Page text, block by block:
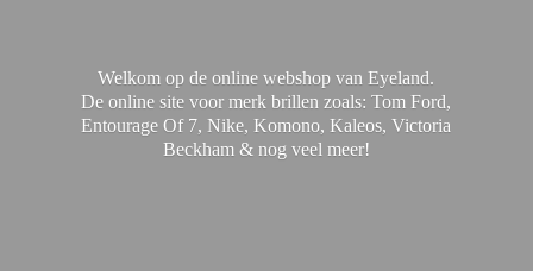
Welkom op de online webshop van Eyeland.
De online site voor merk brillen zoals: Tom Ford,
Entourage Of 7, Nike, Komono, Kaleos, Victoria
Beckham & nog veel meer!